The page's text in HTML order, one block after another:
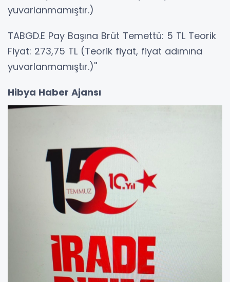
yuvarlanmamıştır.)
TABGD.E Pay Başına Brüt Temettü: 5 TL Teorik
Fiyat: 273,75 TL (Teorik fiyat, fiyat adımına
yuvarlanmamıştır.)''
Hibya Haber Ajansı